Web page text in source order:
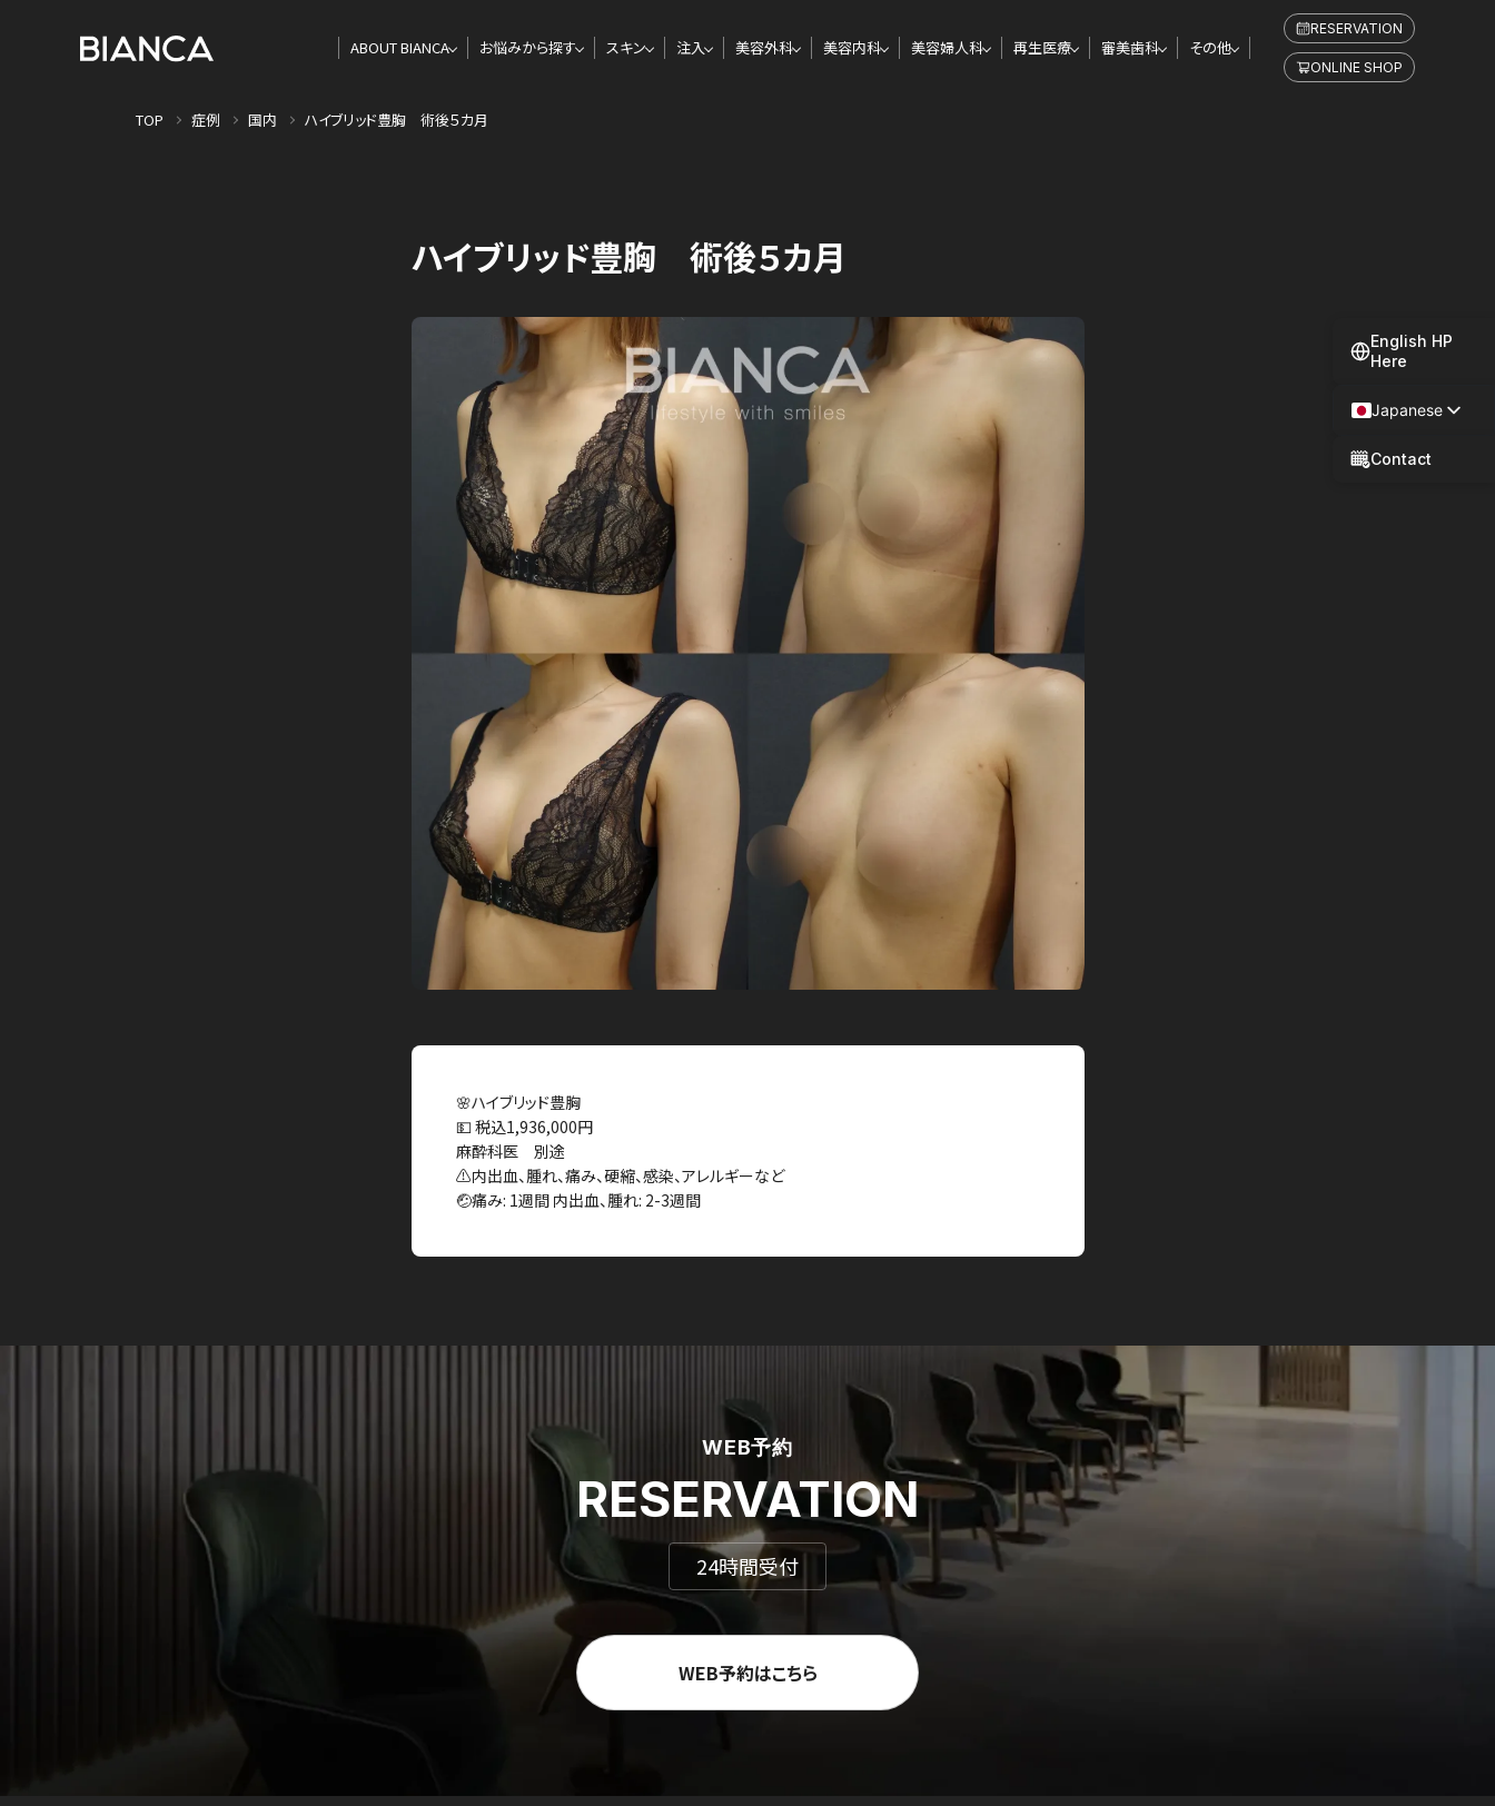
ABOUT BIANCA お悩みから探す スキン 注入 美容外科 美容内科 美容婦人科 再生医療 審美歯科 その他
RESERVATION
ONLINE SHOP
TOP 症例 国内 ハイブリッド豊胸 術後５カ月
ハイブリッド豊胸 術後５カ月
🌸ハイブリッド豊胸
💵 税込1,936,000円
麻酔科医 別途
⚠️内出血、腫れ、痛み、硬縮、感染、アレルギーなど
🤕痛み: 1週間 内出血、腫れ: 2-3週間
WEB予約
RESERVATION
24時間受付
WEB予約はこちら
English HP
Here
Japanese
Contact